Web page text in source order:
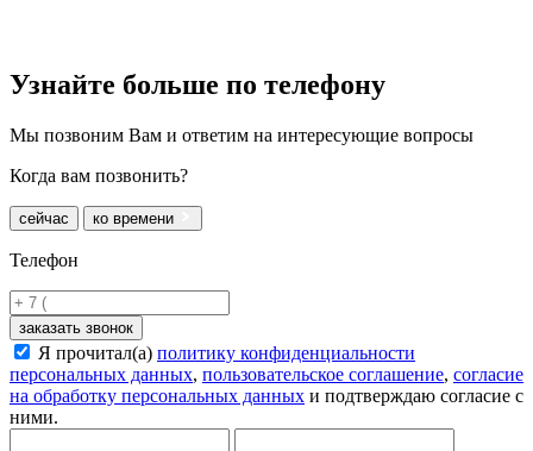
Узнайте больше по телефону
Мы позвоним Вам и ответим на интересующие вопросы
Когда вам позвонить?
сейчас ко времени
Телефон
заказать звонок
Я прочитал(а) политику конфиденциальности
персональных данных, пользовательское соглашение, согласие
на обработку персональных данных и подтверждаю согласие с
ними.